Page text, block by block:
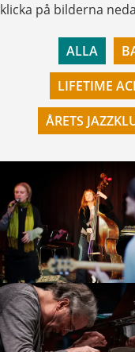
klicka på bilderna
ALLA
LIFETIME
ÅRETS